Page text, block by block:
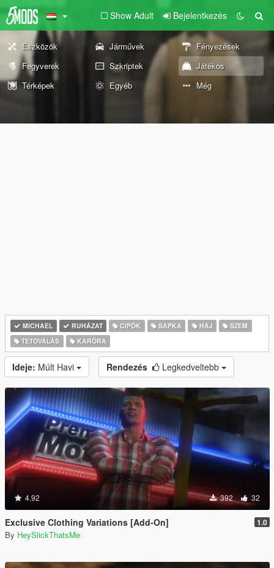
Show Adult Bejelentkezés
Eszközök Járművek
Fényezések
Fegyverek
Szkriptek
Játékos
Térképek
Egyéb Még
MICHAEL RUHÁZAT CIPŐK SAPKA HAJ
SZEM
TETOVÁLÁS
KARÓRA
Ideje: Múlt Havi Rendezés Legkedveltebb
4.92 392 32
Exclusive Clothing Variations [Add-On] 1.0
By HeySlickThatsMe